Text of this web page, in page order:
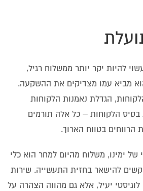
להיות יקר יותר ממשלוח רגיל,
מביא עמו מצדיקים את ההשקעה.
הגדלת נאמנות הלקוחות
הלקוחות – כל אלה תורמים
בטווח הארוך.
של ימינו, משלוח מהיום למחר הוא כלי
להישאר בחזית התעשייה. שירות
יעיל, אלא גם מהווה הצהרה על